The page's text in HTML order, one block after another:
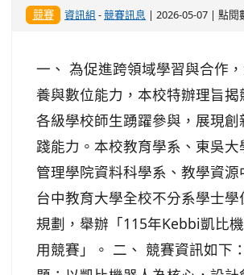
競賽 資訊組 -競賽訊息 | 2026-05-07 | 點閱
一、 為促進跨領域學習與合作
養與數位能力，本校特辦理旨揭
各級學校師生踴躍參與，展現創
踐能力。本校教育學系、東吳大
管理學院資料科學系、教學資源
台中教育大學全校不分系學士學
規劃，舉辦「115年Kebbi凱比
用競賽」。 二、 競賽資訊如下